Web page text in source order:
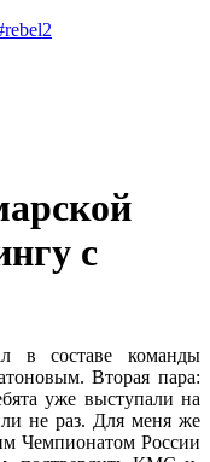
с
в составе команды
Вторая пара:
уже выступали на
не раз. Для меня же
Чемпионатом России